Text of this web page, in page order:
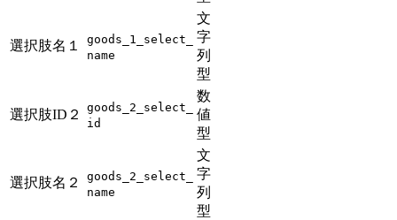
選択肢名１
goods_1_select_
name
文
字
列
型
選択肢ID２
goods_2_select_
id
数
値
型
選択肢名２
goods_2_select_
name
文
字
列
型